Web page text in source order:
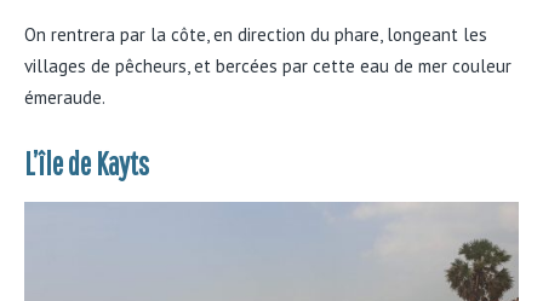
On rentrera par la côte, en direction du phare, longeant les
villages de pêcheurs, et bercées par cette eau de mer couleur
émeraude.
L’île de Kayts